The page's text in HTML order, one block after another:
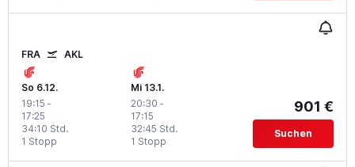
FRA AKL
So 6.12.
19:15 -
17:25
1 Stopp
34:10 Std.
Mi 13.1.
20:30 -
17:15
1 Stopp
32:45 Std.
901 €
Suchen